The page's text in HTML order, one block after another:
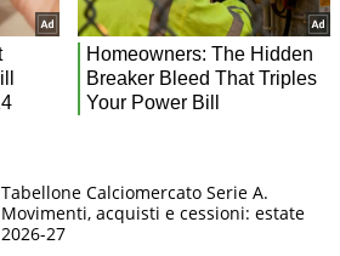
Tabellone Calciomercato Serie A.
Movimenti, acquisti e cessioni: estate
2026-27